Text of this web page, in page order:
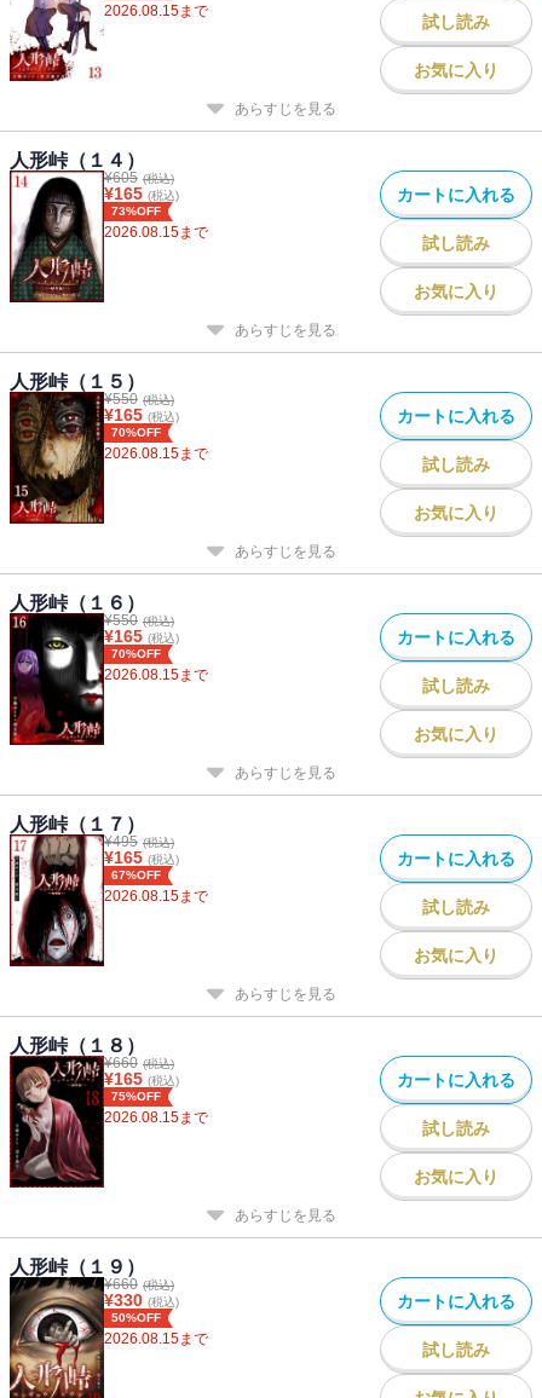
2026.08.15まで
試し読み
お気に入り
あらすじを見る
人形峠（１４）
¥605 (税込)
¥165 (税込)
73%OFF
2026.08.15まで
カートに入れる
試し読み
お気に入り
あらすじを見る
人形峠（１５）
¥550 (税込)
¥165 (税込)
70%OFF
2026.08.15まで
カートに入れる
試し読み
お気に入り
あらすじを見る
人形峠（１６）
¥550 (税込)
¥165 (税込)
70%OFF
2026.08.15まで
カートに入れる
試し読み
お気に入り
あらすじを見る
人形峠（１７）
¥495 (税込)
¥165 (税込)
67%OFF
2026.08.15まで
カートに入れる
試し読み
お気に入り
あらすじを見る
人形峠（１８）
¥660 (税込)
¥165 (税込)
75%OFF
2026.08.15まで
カートに入れる
試し読み
お気に入り
あらすじを見る
人形峠（１９）
¥660 (税込)
¥330 (税込)
50%OFF
2026.08.15まで
カートに入れる
試し読み